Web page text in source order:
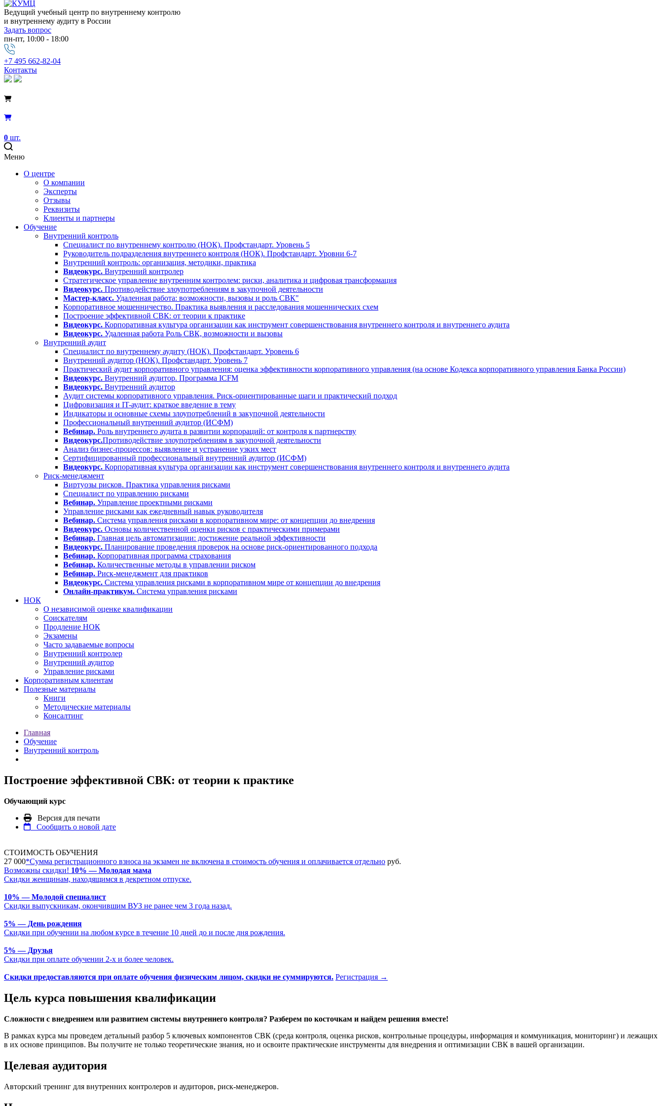
Ведущий учебный центр по внутреннему контролю
и внутреннему аудиту в России
Задать вопрос
пн-пт, 10:00 - 18:00
+7 495 662-82-04
Контакты
0 шт.
Меню
О центре
О компании
Эксперты
Отзывы
Реквизиты
Клиенты и партнеры
Обучение
Внутренний контроль
Специалист по внутреннему контролю (НОК). Профстандарт. Уровень 5
Руководитель подразделения внутреннего контроля (НОК). Профстандарт. Уровни 6-7
Внутренний контроль: организация, методики, практика
Видеокурс. Внутренний контролер
Стратегическое управление внутренним контролем: риски, аналитика и цифровая трансформация
Видеокурс. Противодействие злоупотреблениям в закупочной деятельности
Мастер-класс. Удаленная работа: возможности, вызовы и роль СВК"
Корпоративное мошенничество. Практика выявления и расследования мошеннических схем
Построение эффективной СВК: от теории к практике
Видеокурс. Корпоративная культура организации как инструмент совершенствования внутреннего контроля и внутреннего аудита
Видеокурс. Удаленная работа Роль СВК, возможности и вызовы
Внутренний аудит
Специалист по внутреннему аудиту (НОК). Профстандарт. Уровень 6
Внутренний аудитор (НОК). Профстандарт. Уровень 7
Практический аудит корпоративного управления: оценка эффективности корпоративного управления (на основе Кодекса корпоративного управления Банка России)
Видеокурс. Внутренний аудитор. Программа ICFM
Видеокурс. Внутренний аудитор
Аудит системы корпоративного управления. Риск-ориентированные шаги и практический подход
Цифровизация и IT-аудит: краткое введение в тему
Индикаторы и основные схемы злоупотреблений в закупочной деятельности
Профессиональный внутренний аудитор (ИСФМ)
Вебинар. Роль внутреннего аудита в развитии корпораций: от контроля к партнерству
Видеокурс.Противодействие злоупотреблениям в закупочной деятельности
Анализ бизнес-процессов: выявление и устранение узких мест
Сертифицированный профессиональный внутренний аудитор (ИСФМ)
Видеокурс. Корпоративная культура организации как инструмент совершенствования внутреннего контроля и внутреннего аудита
Риск-менеджмент
Виртуозы рисков. Практика управления рисками
Специалист по управлению рисками
Вебинар. Управление проектными рисками
Управление рисками как ежедневный навык руководителя
Вебинар. Система управления рисками в корпоративном мире: от концепции до внедрения
Видеокурс. Основы количественной оценки рисков с практическими примерами
Вебинар. Главная цель автоматизации: достижение реальной эффективности
Видеокурс. Планирование проведения проверок на основе риск-ориентированного подхода
Вебинар. Корпоративная программа страхования
Вебинар. Количественные методы в управлении риском
Вебинар. Риск-менеджмент для практиков
Видеокурс. Система управления рисками в корпоративном мире от концепции до внедрения
Онлайн-практикум. Система управления рисками
НОК
О независимой оценке квалификации
Соискателям
Продление НОК
Экзамены
Часто задаваемые вопросы
Внутренний контролер
Внутренний аудитор
Управление рисками
Корпоративным клиентам
Полезные материалы
Книги
Методические материалы
Консалтинг
Главная
Обучение
Внутренний контроль
Построение эффективной СВК: от теории к практике
Обучающий курс
Версия для печати
Сообщить о новой дате
СТОИМОСТЬ ОБУЧЕНИЯ
27 000*Сумма регистрационного взноса на экзамен не включена в стоимость обучения и оплачивается отдельно руб.
Возможны скидки! 10% — Молодая мама
Скидки женщинам, находящимся в декретном отпуске.
10% — Молодой специалист
Скидки выпускникам, окончившим ВУЗ не ранее чем 3 года назад.
5% — День рождения
Скидки при обучении на любом курсе в течение 10 дней до и после дня рождения.
5% — Друзья
Скидки при оплате обучении 2-х и более человек.
Скидки предоставляются при оплате обучения физическим лицом, скидки не суммируются. Регистрация →
Цель курса повышения квалификации
Сложности с внедрением или развитием системы внутреннего контроля? Разберем по косточкам и найдем решения вместе!
В рамках курса мы проведем детальный разбор 5 ключевых компонентов СВК (среда контроля, оценка рисков, контрольные процедуры, информация и коммуникация, мониторинг) и лежащих
в их основе принципов. Вы получите не только теоретические знания, но и освоите практические инструменты для внедрения и оптимизации СВК в вашей организации.
Целевая аудитория
Авторский тренинг для внутренних контролеров и аудиторов, риск-менеджеров.